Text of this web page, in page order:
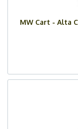
MW Cart - Alta